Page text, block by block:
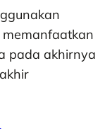
pada akhirnya